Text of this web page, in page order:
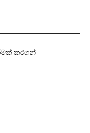
කරගන්